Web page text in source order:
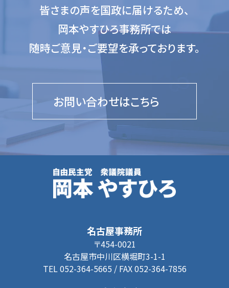
皆さまの声を国政に届けるため、
岡本やすひろ事務所では
随時ご意見・ご要望を承っております。
お問い合わせはこちら
名古屋事務所
〒454-0021
名古屋市中川区横堀町3-1-1
TEL 052-364-5665 / FAX 052-364-7856